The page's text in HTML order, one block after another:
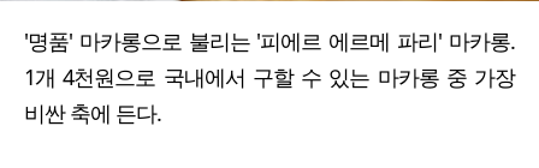
'명품' 마카롱으로 불리는 '피에르 에르메 파리' 마카롱.
1개 4천원으로 국내에서 구할 수 있는 마카롱 중 가장
비싼 축에 든다.